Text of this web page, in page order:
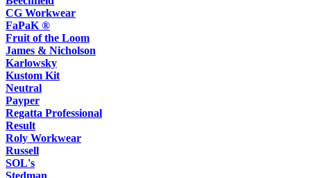
CG Workwear
FaPaK ®
Fruit of the Loom
James & Nicholson
Karlowsky
Kustom Kit
Neutral
Payper
Regatta Professional
Result
Roly Workwear
Russell
SOL's
Stedman